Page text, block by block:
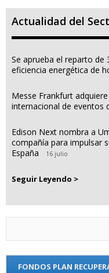
Actualidad del
Se aprueba el reparto de
eficiencia energética de
Messe Frankfurt
internacional de eventos
Edison Next nombra a
compañía para impulsar
España
16 julio
Seguir Leyendo >
FONDOS PLAN